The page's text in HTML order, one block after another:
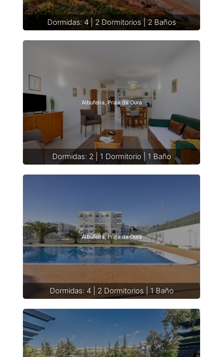
Dormidas: 4 | 2 Dormitorios | 2 Baños
Albufeira, Praia da Oura
Dormidas: 2 | 1 Dormitorio | 1 Baño
Albufeira, Praia da Oura
Dormidas: 4 | 2 Dormitorios | 1 Baño